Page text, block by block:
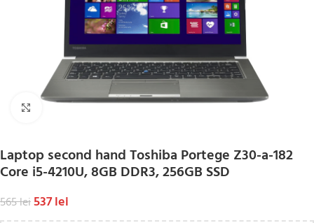
Click to enlarge
Laptop second hand Toshiba Portege Z30-a-182
Core i5-4210U, 8GB DDR3, 256GB SSD
565lei537lei